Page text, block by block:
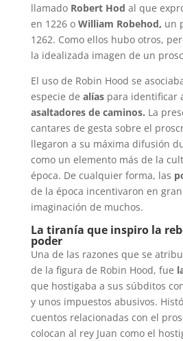
llamado Robert Hod al que
en 1226 o William Robehod, un
1262. Como ellos hubo otros,
la idealizada imagen de un
El uso de Robin Hood se
especie de alíaspara identificar
asaltadores de caminos. La
cantares de gesta sobre el
llegaron a su máxima difusión
como un elemento más de la
época. De cualquier forma, las
de la época incentivaron en
imaginación de muchos.
La tiranía que inspiro la
poder
Una de las razones que se
de la figura de Robin Hood, fue
que hostigaba a sus súbditos
y unos impuestos abusivos.
cuentos relacionadas con el
colocan al rey Juan como el